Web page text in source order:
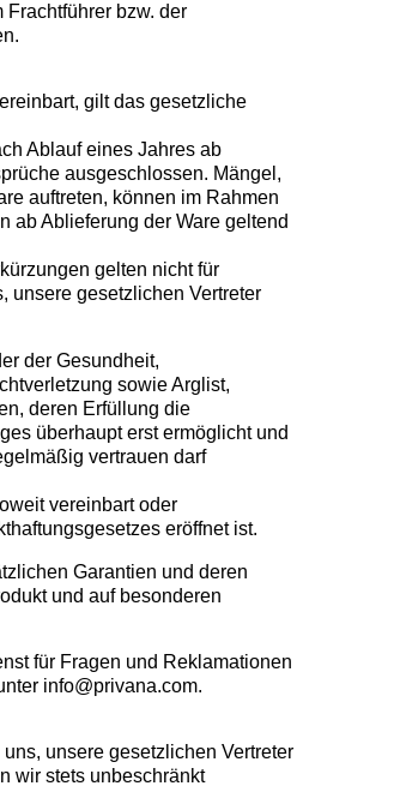
bzw. der
gilt das gesetzliche
Ablauf eines Jahres ab
ausgeschlossen. Mängel,
auftreten, können im Rahmen
ab Ablieferung der Ware geltend
gelten nicht für
unsere gesetzlichen Vertreter
der Gesundheit,
sowie Arglist,
deren Erfüllung die
überhaupt erst ermöglicht und
vertrauen darf
vereinbart oder
eröffnet ist.
Garantien und deren
und auf besonderen
für Fragen und Reklamationen
info@privana.com.
unsere gesetzlichen Vertreter
wir stets unbeschränkt